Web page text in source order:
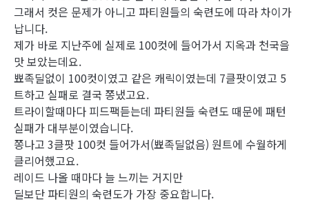
그래서 컷은 문제가 아니고 파티원들의 숙련도에 따라 차이가
납니다.
제가 바로 지난주에 실제로 100컷에 들어가서 지옥과 천국을
맛 보았는데요.
뾰족딜없이 100컷이였고 같은 캐릭이였는데 7클팟이였고 5
트하고 실패로 결국 쫑냈고요.
트라이할때마다 피드팩듣는데 파티원들 숙련도 때문에 패턴
실패가 대부분이였습니다.
쫑나고 3클팟 100컷 들어가서(뾰족딜없음) 원트에 수월하게
클리어했고요.
레이드 나올 때마다 늘 느끼는 거지만
딜보단 파티원의 숙련도가 가장 중요합니다.